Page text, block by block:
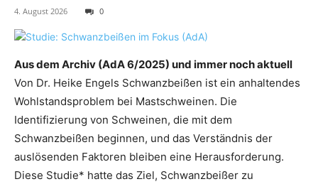
4. August 2026 0
Aus dem Archiv (AdA 6/2025) und immer noch aktuell
Von Dr. Heike Engels Schwanzbeißen ist ein anhaltendes
Wohlstandsproblem bei Mastschweinen. Die
Identifizierung von Schweinen, die mit dem
Schwanzbeißen beginnen, und das Verständnis der
auslösenden Faktoren bleiben eine Herausforderung.
Diese Studie* hatte das Ziel, Schwanzbeißer zu